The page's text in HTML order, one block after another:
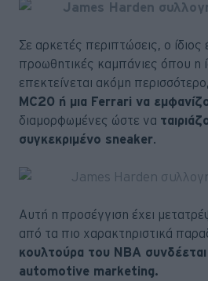
Σε αρκετές περιπτώσεις, ο ίδιος
προωθητικές καμπάνιες όπου η
επεκτείνεται ακόμη
MC20 ή μια Ferrari να
διαμορφωμένες ώστε να
συγκεκριμένο sneaker.
Αυτή η προσέγγιση έχει
από τα πιο χαρακτηριστικά
κουλτούρα του NBA
automotive marketing.